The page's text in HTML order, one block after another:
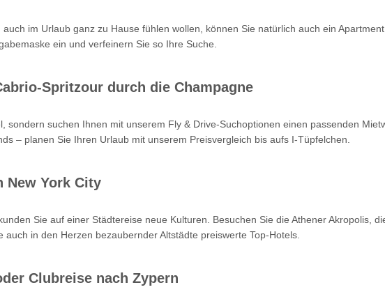
im Urlaub ganz zu Hause fühlen wollen, können Sie natürlich auch ein
ein und verfeinern Sie so Ihre Suche.
Spritzour durch die Champagne
suchen Ihnen mit unserem Fly & Drive-Suchoptionen einen passenden
– planen Sie Ihren Urlaub mit unserem Preisvergleich bis aufs I-Tüpfelchen.
New York City
Sie auf einer Städtereise neue Kulturen. Besuchen Sie die Athener Akropolis,
in den Herzen bezaubernder Altstädte preiswerte Top-Hotels.
Clubreise nach Zypern